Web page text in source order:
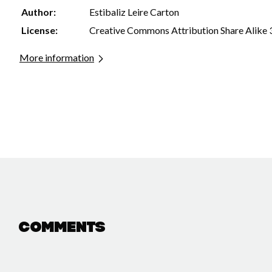
Author:
Estibaliz Leire Carton
License:
Creative Commons Attribution Share Alike
More information
Comments